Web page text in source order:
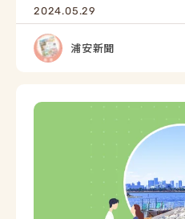
2024.05.29
浦安新聞